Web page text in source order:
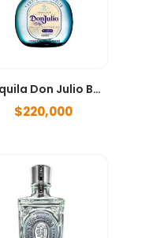
Tequila Don Julio Blanco 700ml
$220,000